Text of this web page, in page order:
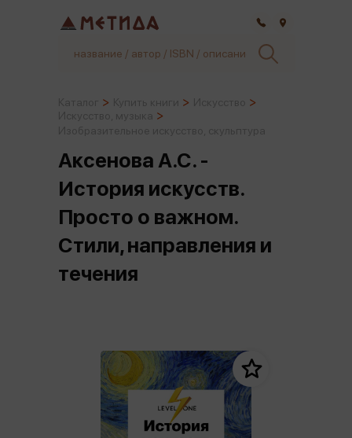
Аксенова А.С. -
История искусств.
Просто о важном.
Стили, направления и
течения